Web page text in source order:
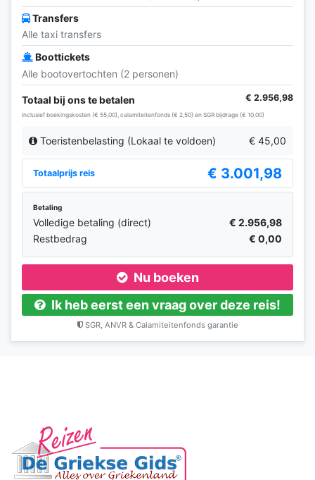
Transfers
Alle taxi transfers
Boottickets
Alle bootovertochten (2 personen)
Totaal bij ons te betalen € 2.956,98
Inclusief boekingskosten (€ 55,00), calamiteitenfonds (€ 2,50) en SGR bijdrage (€ 10,00)
Toeristenbelasting (Lokaal te voldoen) € 45,00
Totaalprijs reis € 3.001,98
Betaling
Volledige betaling (direct)
€ 2.956,98
Restbedrag
€ 0,00
Nu boeken
Ik heb eerst een vraag over deze reis!
SGR, ANVR & Calamiteitenfonds garantie